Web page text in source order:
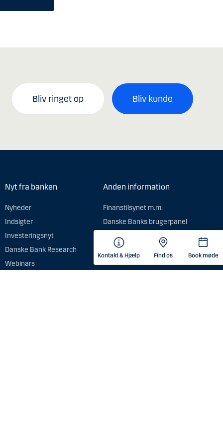
Bliv ringet op Bliv kunde
Nyt fra banken
Nyheder
Indsigter
Investeringsnyt
Danske Bank Research
Webinars
Anden information
Finanstilsynet m.m.
Danske Banks brugerpanel
Bekæmpelse af økonomisk
kriminalitet
Whistleblowing
Kontakt & Hjælp Find os Book møde